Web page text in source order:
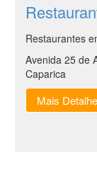
Restaurantes
Avenida 25 de
Caparica
Mais